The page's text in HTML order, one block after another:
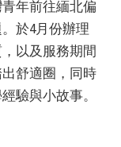
年前往緬北偏
於4月份辦理
以及服務期間
舒適圈，同時
驗與小故事。